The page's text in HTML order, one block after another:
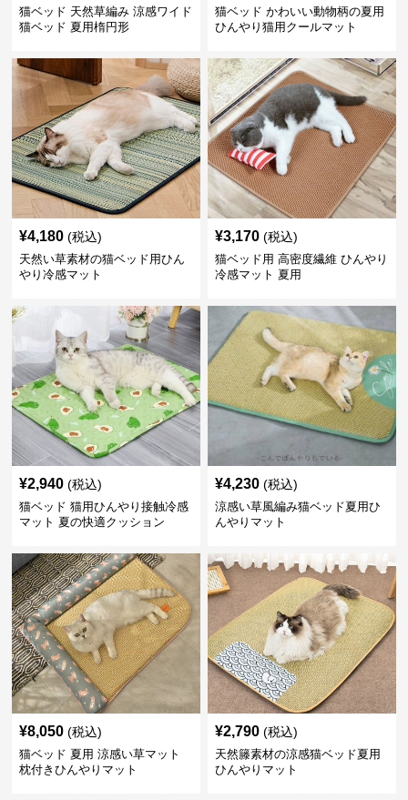
猫ベッド 天然草編み 涼感ワイド
猫ベッド 夏用楕円形
猫ベッド かわいい動物柄の夏用
ひんやり猫用クールマット
¥4,180 (税込)
天然い草素材の猫ベッド用ひん
やり冷感マット
¥3,170 (税込)
猫ベッド用 高密度繊維 ひんやり
冷感マット 夏用
¥2,940 (税込)
猫ベッド 猫用ひんやり接触冷感
マット 夏の快適クッション
¥4,230 (税込)
涼感い草風編み猫ベッド夏用ひ
んやりマット
¥8,050 (税込)
猫ベッド 夏用 涼感い草マット
枕付きひんやりマット
¥2,790 (税込)
天然籐素材の涼感猫ベッド夏用
ひんやりマット